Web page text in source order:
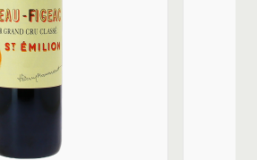
a pris le nom de Petit Figeac, à
2012. Il possède les caractéristiques
et d’élégance avec un grain de
et pourvu de tanins très doux,
la jeunesse mais s’améliore sur